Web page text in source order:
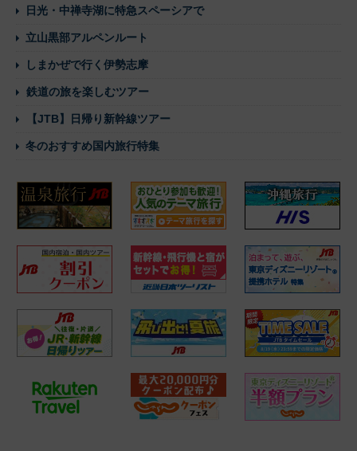
日光・中禅寺湖に特急スペーシアで
立山黒部アルペンルート
しまかぜで行く伊勢志摩
鉄道の旅を楽しむツアー
【JTB】日帰り新幹線ツアー
冬のおすすめ国内旅行特集